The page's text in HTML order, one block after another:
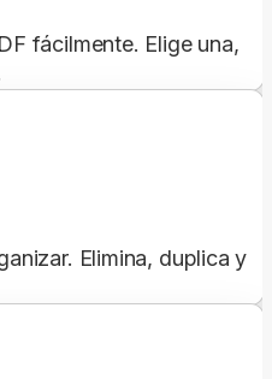
fácilmente. Elige una,
Elimina, duplica y